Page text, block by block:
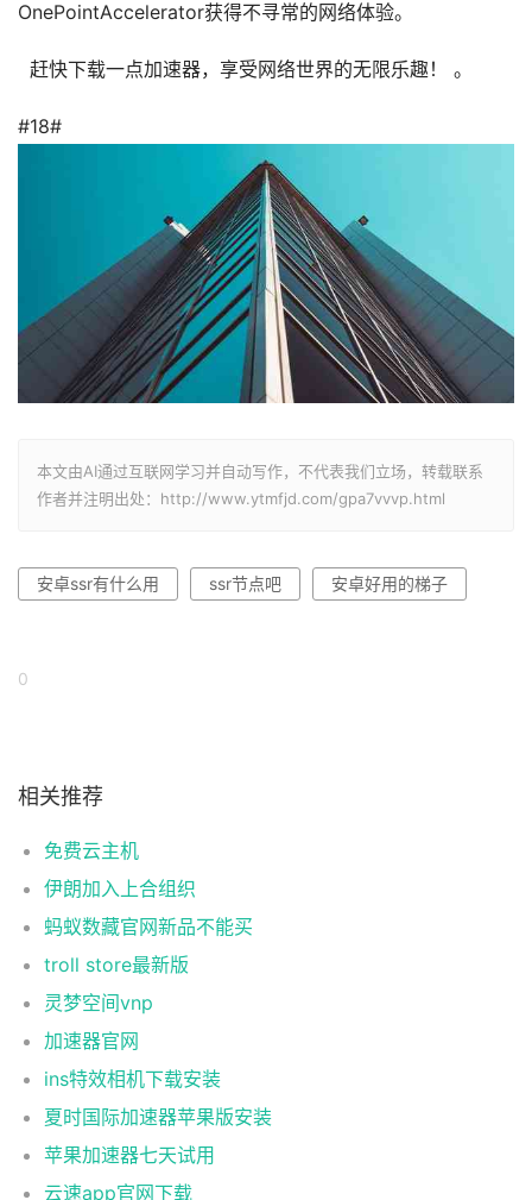
OnePointAccelerator获得不寻常的网络体验。
赶快下载一点加速器，享受网络世界的无限乐趣！ 。
#18#
本文由AI通过互联网学习并自动写作，不代表我们立场，转载联系
作者并注明出处：http://www.ytmfjd.com/gpa7vvvp.html
安卓ssr有什么用 ssr节点吧 安卓好用的梯子
0
相关推荐
免费云主机
伊朗加入上合组织
蚂蚁数藏官网新品不能买
troll store最新版
灵梦空间vnp
加速器官网
ins特效相机下载安装
夏时国际加速器苹果版安装
苹果加速器七天试用
云速app官网下载